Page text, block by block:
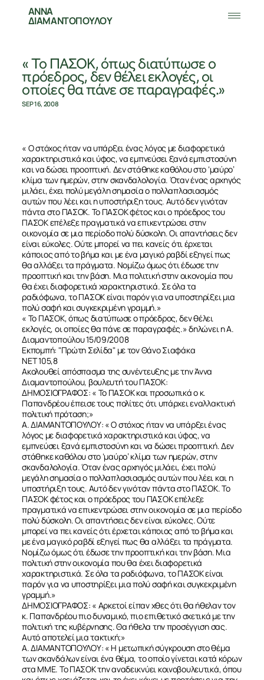
ΑΝΝΑ
ΔΙΑΜΑΝΤΟΠΟΥΛΟΥ
« Το ΠΑΣΟΚ, όπως διατύπωσε ο
πρόεδρος, δεν θέλει εκλογές, οι
οποίες θα πάνε σε παραγραφές.»
SEP 16, 2008
« Ο στόχος ήταν να υπάρξει ένας λόγος με διαφορετικά
χαρακτηριστικά και ύφος, να εμπνεύσει ξανά εμπιστοσύνη
και να δώσει προοπτική. Δεν στάθηκε καθόλου στο ‘μαύρο’
κλίμα των ημερών, στην σκανδαλολογία. Όταν ένας αρχηγός
μιλάει, έχει πολύ μεγάλη σημασία ο πολλαπλασιασμός
αυτών που λέει και η υποστήριξη τους. Αυτό δεν γινόταν
πάντα στο ΠΑΣΟΚ. Το ΠΑΣΟΚ φέτος και ο πρόεδρος του
ΠΑΣΟΚ επέλεξε πραγματικά να επικεντρώσει στην
οικονομία σε μια περίοδο πολύ δύσκολη. Οι απαντήσεις δεν
είναι εύκολες. Ούτε μπορεί να πει κανείς ότι έρχεται
κάποιος από το βήμα και με ένα μαγικό ραβδί εξηγεί πως
θα αλλάξει τα πράγματα. Νομίζω όμως ότι έδωσε την
προοπτική και την βάση. Μια πολιτική στην οικονομία που
θα έχει διαφορετικά χαρακτηριστικά. Σε όλα τα
ραδιόφωνα, το ΠΑΣΟΚ είναι παρόν για να υποστηρίξει μια
πολύ σαφή και συγκεκριμένη γραμμή.»
« Το ΠΑΣΟΚ, όπως διατύπωσε ο πρόεδρος, δεν θέλει
εκλογές, οι οποίες θα πάνε σε παραγραφές.» δηλώνει η Α.
Διαμαντοπούλου 15/09/2008
Εκπομπή: "Πρώτη Σελίδα" με τον Θάνο Σιαφάκα
ΝΕΤ 105,8
Ακολουθεί απόσπασμα της συνέντευξης με την Άννα
Διαμαντοπούλου, βουλευτή του ΠΑΣΟΚ:
ΔΗΜΟΣΙΟΓΡΑΦΟΣ: « Το ΠΑΣΟΚ και προσωπικά ο κ.
Παπανδρέου έπεισε τους πολίτες ότι υπάρχει εναλλακτική
πολιτική πρόταση;»
Α. ΔΙΑΜΑΝΤΟΠΟΥΛΟΥ: « Ο στόχος ήταν να υπάρξει ένας
λόγος με διαφορετικά χαρακτηριστικά και ύφος, να
εμπνεύσει ξανά εμπιστοσύνη και να δώσει προοπτική. Δεν
στάθηκε καθόλου στο ‘μαύρο’ κλίμα των ημερών, στην
σκανδαλολογία. Όταν ένας αρχηγός μιλάει, έχει πολύ
μεγάλη σημασία ο πολλαπλασιασμός αυτών που λέει και η
υποστήριξη τους. Αυτό δεν γινόταν πάντα στο ΠΑΣΟΚ. Το
ΠΑΣΟΚ φέτος και ο πρόεδρος του ΠΑΣΟΚ επέλεξε
πραγματικά να επικεντρώσει στην οικονομία σε μια περίοδο
πολύ δύσκολη. Οι απαντήσεις δεν είναι εύκολες. Ούτε
μπορεί να πει κανείς ότι έρχεται κάποιος από το βήμα και
με ένα μαγικό ραβδί εξηγεί πως θα αλλάξει τα πράγματα.
Νομίζω όμως ότι έδωσε την προοπτική και την βάση. Μια
πολιτική στην οικονομία που θα έχει διαφορετικά
χαρακτηριστικά. Σε όλα τα ραδιόφωνα, το ΠΑΣΟΚ είναι
παρόν για να υποστηρίξει μια πολύ σαφή και συγκεκριμένη
γραμμή.»
ΔΗΜΟΣΙΟΓΡΑΦΟΣ: « Αρκετοί είπαν χθες ότι θα ήθελαν τον
κ. Παπανδρέου πιο δυναμικό, πιο επιθετικό σχετικά με την
πολιτική της κυβέρνησης. Θα ήθελα την προσέγγιση σας.
Αυτό αποτελεί μια τακτική;»
Α. ΔΙΑΜΑΝΤΟΠΟΥΛΟΥ: « Η μετωπική σύγκρουση στο θέμα
των σκανδάλων είναι ένα θέμα, το οποίο γίνεται κατά κόρων
στα ΜΜΕ. Το ΠΑΣΟΚ την αναδεικνύει κοινοβουλευτικά, όπου